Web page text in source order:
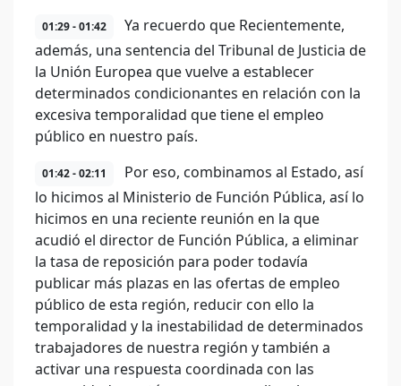
01:29 - 01:42
Ya recuerdo que Recientemente,
además, una sentencia del Tribunal de Justicia de
la Unión Europea que vuelve a establecer
determinados condicionantes en relación con la
excesiva temporalidad que tiene el empleo
público en nuestro país.
01:42 - 02:11
Por eso, combinamos al Estado, así
lo hicimos al Ministerio de Función Pública, así lo
hicimos en una reciente reunión en la que
acudió el director de Función Pública, a eliminar
la tasa de reposición para poder todavía
publicar más plazas en las ofertas de empleo
público de esta región, reducir con ello la
temporalidad y la inestabilidad de determinados
trabajadores de nuestra región y también a
activar una respuesta coordinada con las